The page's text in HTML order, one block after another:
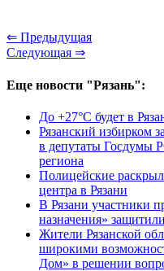
⇐ Предыдущая
Следующая ⇒
Еще новости "Рязань":
До +27°С будет в
Рязанский избирком
в депутаты Госдумы
региона
Полицейские
центра в Рязани
В Рязани участники
назначения»
Жители Рязанской
широкими
Дом» в решении